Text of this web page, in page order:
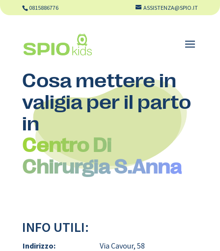
0815886776 ASSISTENZA@SPIO.IT
Cosa mettere in
valigia per il parto
in
Centro Di
Chirurgia S.Anna
INFO UTILI:
Indirizzo:
Via Cavour, 58